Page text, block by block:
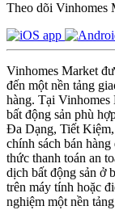
Theo dõi Vinhomes
Vinhomes Market
đến một nền tảng
hàng. Tại Vinhomes
bất động sản phù
Đa Dạng, Tiết
chính sách bán
thức thanh toán an
dịch bất động sản ở
trên máy tính hoặc
nghiệm một nền